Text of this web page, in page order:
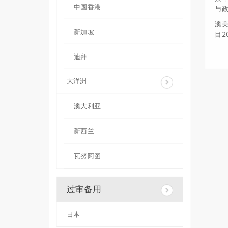
与
澳
目
中国香港
新加坡
迪拜
大洋洲
澳大利亚
新西兰
瓦努阿图
过审备用
日本